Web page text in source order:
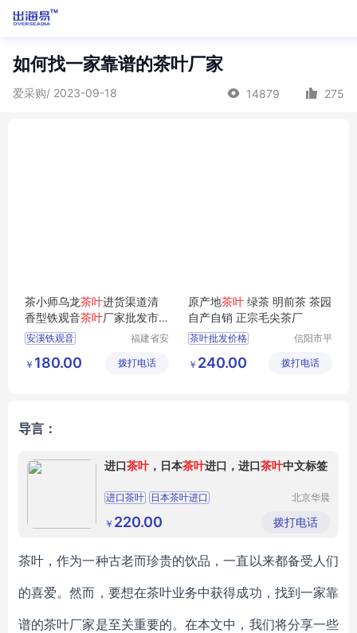
如何找一家靠谱的茶叶厂家
爱采购/ 2023-09-18 14879 275
茶小师乌龙茶叶进货渠道清
香型铁观音茶叶厂家批发市
场
安溪铁观音
特级浓香型铁观音茶叶批发厂家
福建省安
茶业有限
￥ 180.00 拨打电话
原产地茶叶 绿茶 明前茶 茶园
自产自销 正宗毛尖茶厂
茶叶批发价格
茶叶行情报价
信阳市平
茶厂
￥ 240.00 拨打电话
导言：
进口茶叶 ，日本茶叶进口，进口茶叶中文标签
进口茶叶
日本茶叶进口
进口茶叶中文标签
进口日本茶叶
北京华晨
贸易有限
责任公司
￥ 220.00 拨打电话
茶叶，作为一种古老而珍贵的饮品，一直以来都备受人们
的喜爱。然而，要想在茶叶业务中获得成功，找到一家靠
谱的茶叶厂家是至关重要的。在本文中，我们将分享一些